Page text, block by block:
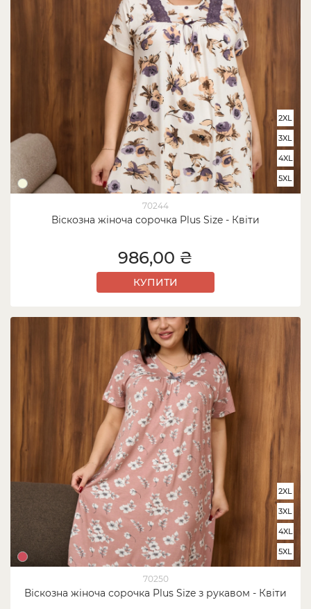
70244
Віскозна жіноча сорочка Plus Size - Квіти
2XL
3XL
4XL
5XL
986,00 ₴
КУПИТИ
70250
Віскозна жіноча сорочка Plus Size з рукавом - Квіти
2XL
3XL
4XL
5XL